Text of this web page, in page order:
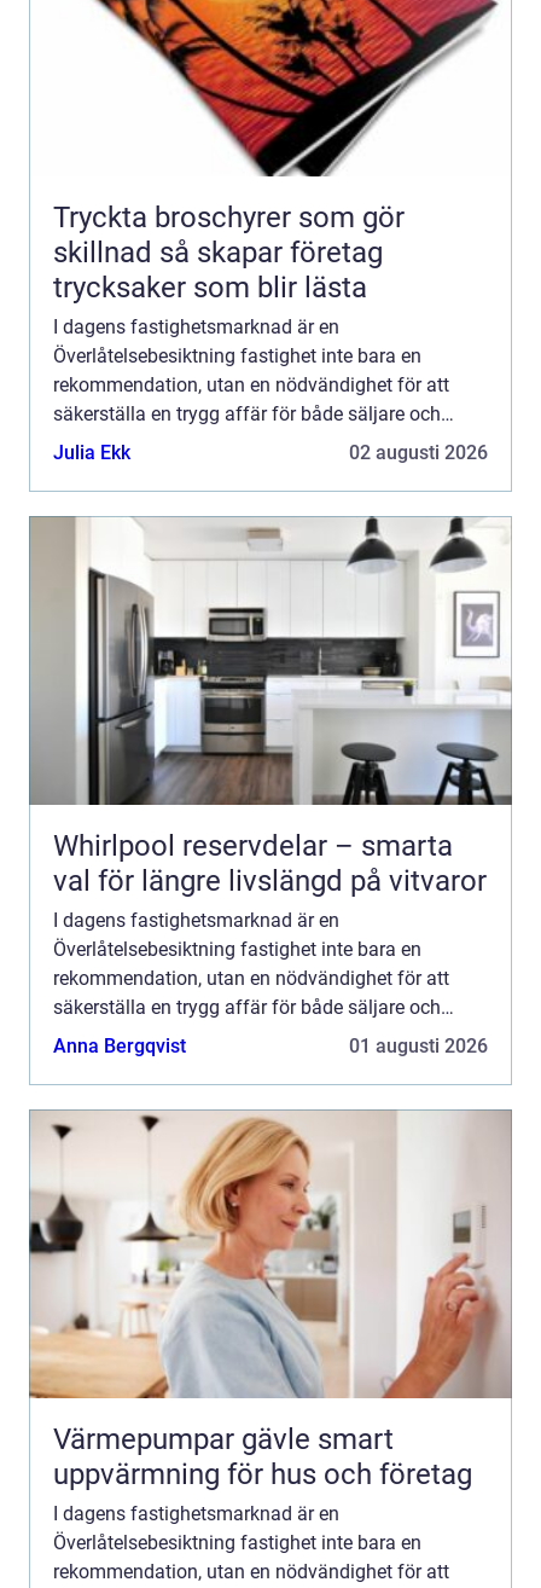
Tryckta broschyrer som gör
skillnad så skapar företag
trycksaker som blir lästa
I dagens fastighetsmarknad är en
Överlåtelsebesiktning fastighet inte bara en
rekommendation, utan en nödvändighet för att
säkerställa en trygg affär för både säljare och
köpare. Denn...
Julia Ekk 02 augusti 2026
Whirlpool reservdelar – smarta
val för längre livslängd på vitvaror
I dagens fastighetsmarknad är en
Överlåtelsebesiktning fastighet inte bara en
rekommendation, utan en nödvändighet för att
säkerställa en trygg affär för både säljare och
köpare. Denn...
Anna Bergqvist 01 augusti 2026
Värmepumpar gävle smart
uppvärmning för hus och företag
I dagens fastighetsmarknad är en
Överlåtelsebesiktning fastighet inte bara en
rekommendation, utan en nödvändighet för att